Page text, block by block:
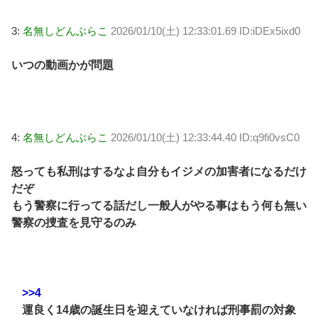
3: 名無しどんぶらこ 2026/01/10(土) 12:33:01.69 ID:iDEx5ixd0
いつの動画かが問題
4: 名無しどんぶらこ 2026/01/10(土) 12:33:44.40 ID:q9fi0vsC0
怒っても私刑はするなよ自分もイジメの加害者になるだけ
だぞ
もう警察に行ってる話だし一般人がやる事はもう何も無い
警察の捜査を見守るのみ
>>4
運良く14歳の誕生日を迎えていなければ刑事罰の対象